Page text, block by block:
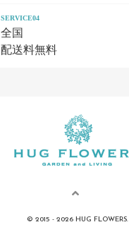
SERVICE04
全国
配送料無料
© 2015 - 2026 HUG FLOWERS.